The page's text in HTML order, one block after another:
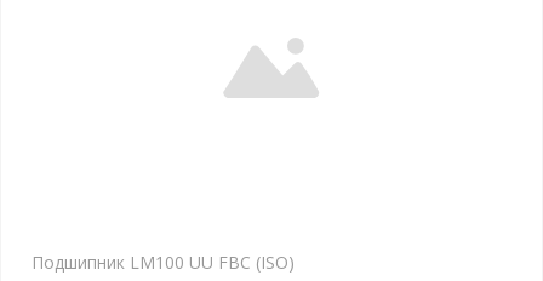
Подшипник LM100 UU FBC (ISO)